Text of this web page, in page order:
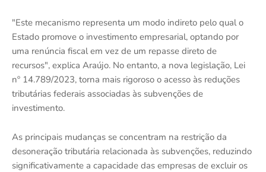
"Este mecanismo representa um modo indireto pelo qual o
Estado promove o investimento empresarial, optando por
uma renúncia fiscal em vez de um repasse direto de
recursos", explica Araújo. No entanto, a nova legislação, Lei
nº 14.789/2023, torna mais rigoroso o acesso às reduções
tributárias federais associadas às subvenções de
investimento.
As principais mudanças se concentram na restrição da
desoneração tributária relacionada às subvenções, reduzindo
significativamente a capacidade das empresas de excluir os